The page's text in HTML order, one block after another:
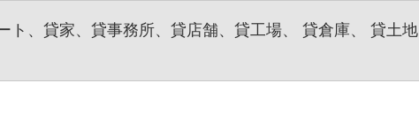
ト、貸家、貸事務所、貸店舗、貸工場、 貸倉庫、 貸土地